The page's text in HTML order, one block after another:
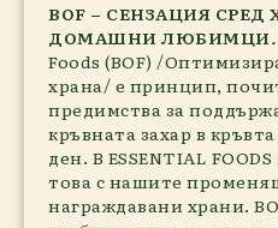
BOF – СЕНЗАЦИЯ СРЕД
ДОМАШНИ ЛЮБИМЦИ.
Foods (BOF) /
храна/ е принцип,
предимства за
кръвната захар в
ден. В ESSENTIAL
това с нашите
награждавани храни.